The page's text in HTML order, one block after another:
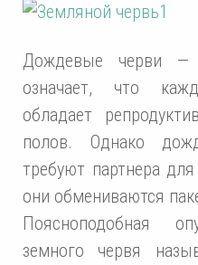
Дождевые черви —
означает, что
обладает
полов. Однако
требуют партнера
они обмениваются
Поясноподобная
земного червя